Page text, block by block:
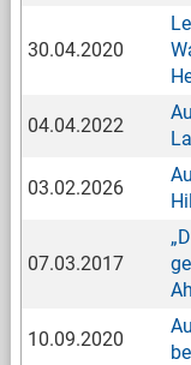
30.04.2020
04.04.2022
03.02.2026
07.03.2017
10.09.2020